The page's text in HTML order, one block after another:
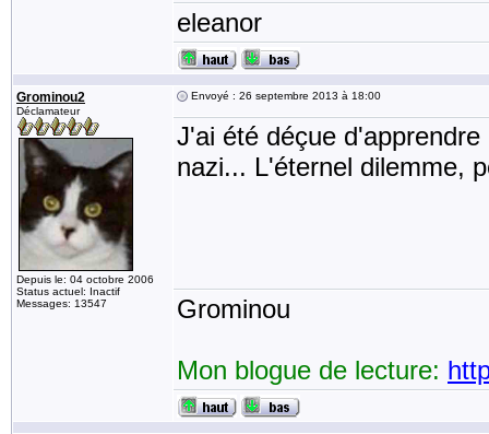
eleanor
Grominou2
Déclamateur
Depuis le: 04 octobre 2006
Status actuel: Inactif
Messages: 13547
Envoyé : 26 septembre 2013 à 18:00
J'ai été déçue
nazi... L'éternel dilemme,
Grominou
Mon blogue de lecture: